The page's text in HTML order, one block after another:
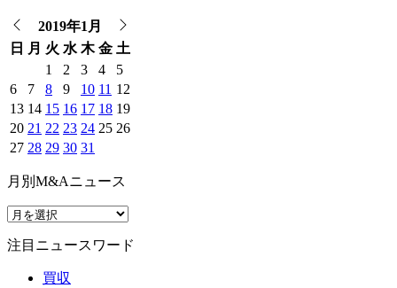
2019年1月
日
月 火 水 木 金 土
1
2 3 4
5
6
7 8 9 10 11 12
13 14 15 16 17 18 19
20 21 22 23 24 25 26
27 28 29 30 31
月別M&Aニュース
注目ニュースワード
買収